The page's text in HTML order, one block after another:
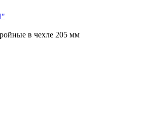
в чехле 205 мм